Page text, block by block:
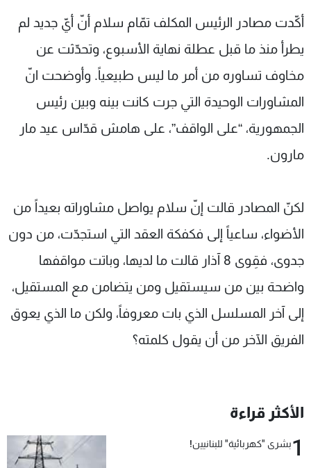
أكّدت مصادر الرئيس المكلف تمّام سلام أنّ أيّ جديد لم
يطرأ منذ ما قبل عطلة نهاية الأسبوع، وتحدّثت عن
مخاوف تساوره من أمر ما ليس طبيعياً. وأوضحت انّ
المشاورات الوحيدة التي جرت كانت بينه وبين رئيس
الجمهورية، “على الواقف”، على هامش قدّاس عيد مار
مارون.
لكنّ المصادر قالت إنّ سلام يواصل مشاوراته بعيداً من
الأضواء، ساعياً إلى فكفكة العقد التي استجدّت، من دون
جدوى، فقِوى 8 آذار قالت ما لديها، وباتت مواقفها
واضحة بين من سيستقيل ومن يتضامن مع المستقيل،
إلى آخر المسلسل الذي بات معروفاً، ولكن ما الذي يعوق
الفريق الآخر من أن يقول كلمته؟
الأكثر قراءة
1بشرى "كهربائية" للبنانيين!
شاهد البرامج
عن MTV
لاعلاناتكم
وظائف
شروط الإسـتخدام
سياسة الخصوصية